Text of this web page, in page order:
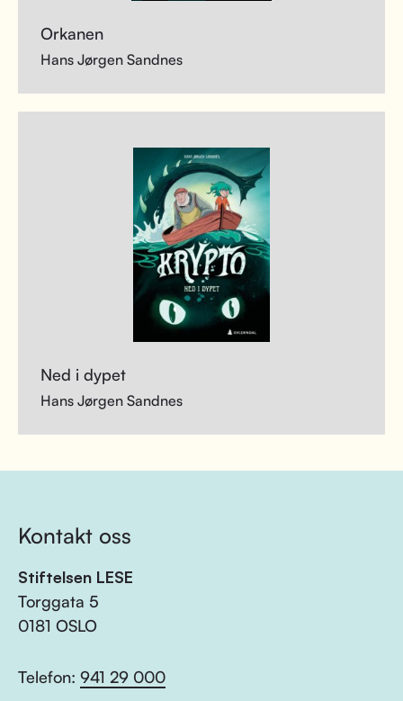
Orkanen
Hans Jørgen Sandnes
Ned i dypet
Hans Jørgen Sandnes
Kontakt oss
Stiftelsen LESE
Torggata 5
0181 OSLO
Telefon: 941 29 000